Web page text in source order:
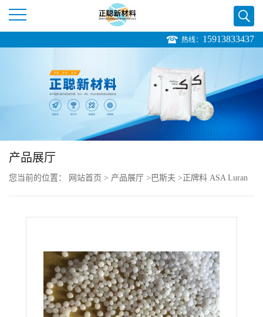
公
热线： 15913833437
产品展厅
您当前的位置： 网站首页 > 产品展厅 > 巴斯夫 >正牌料 ASA Luran